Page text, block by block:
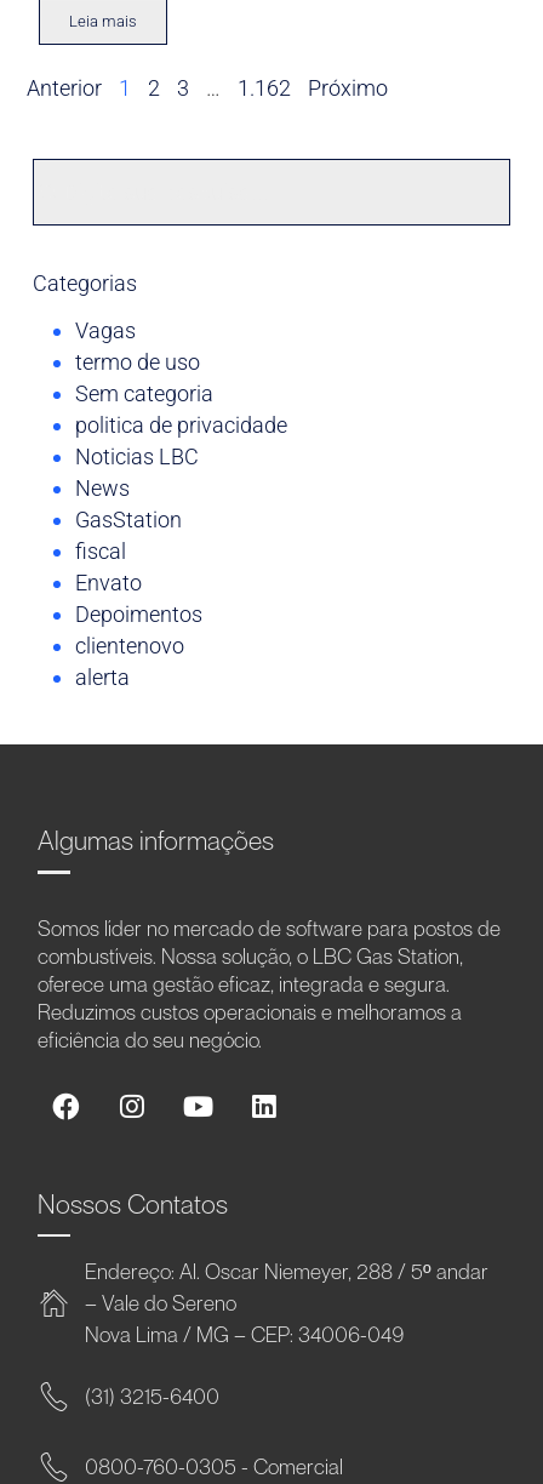
Leia mais
Anterior 1 2 3 … 1.162 Próximo
Categorias
Vagas
termo de uso
Sem categoria
politica de privacidade
Noticias LBC
News
GasStation
fiscal
Envato
Depoimentos
clientenovo
alerta
Algumas informações
Somos líder no mercado de software para postos de
combustíveis. Nossa solução, o LBC Gas Station,
oferece uma gestão eficaz, integrada e segura.
Reduzimos custos operacionais e melhoramos a
eficiência do seu negócio.
Nossos Contatos
Endereço: Al. Oscar Niemeyer, 288 / 5º andar
– Vale do Sereno
Nova Lima / MG – CEP: 34006-049
(31) 3215-6400
0800-760-0305 - Comercial